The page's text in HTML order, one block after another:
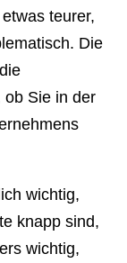
teurer,
Die
ob Sie in der
wichtig,
knapp sind,
wichtig,